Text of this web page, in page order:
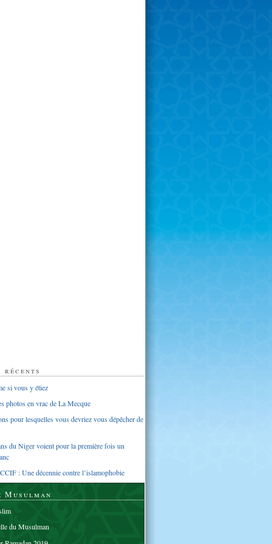
si vous y étiez
photos en vrac de La Mecque
pour lesquelles vous devriez vous dépêcher de
du Niger voient pour la première fois un
: Une décennie contre l’islamophobie
Musulman
du Musulman